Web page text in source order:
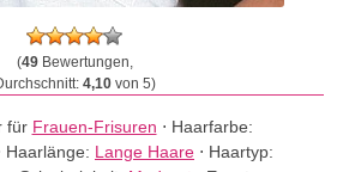
(49Bewertungen,
4,10von 5)
für Frauen-Frisuren ⋅ Haarfarbe:
Haarlänge: Lange Haare ⋅ Haartyp: